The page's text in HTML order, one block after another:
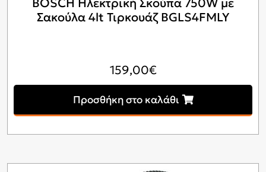
Σακούλα 4lt Τιρκουάζ BGLS4FMLY
159,00€
Προσθήκη στο καλάθι